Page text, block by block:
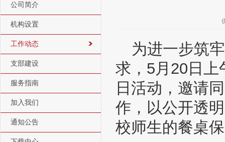
公司简介
机构设置
工作动态
支部建设
服务指南
加入我们
通知公告
为进一步筑
求，5月20日上
日活动，邀请
作，以公开透
校师生的餐桌